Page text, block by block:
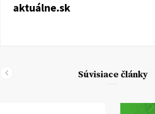
aktuálne.sk
Súvisiace články